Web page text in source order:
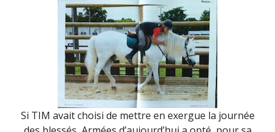
Si TIM avait choisi de mettre en exergue la journée